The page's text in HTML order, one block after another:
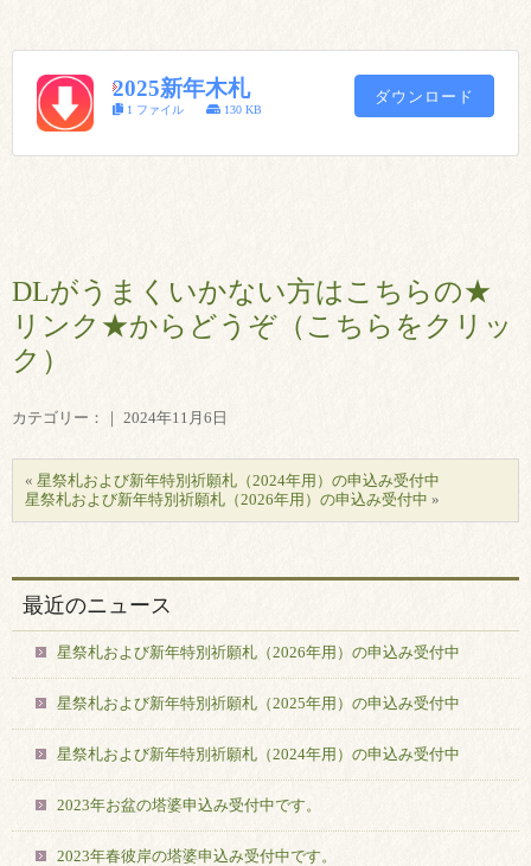
2025新年木札
1 ファイル 130 KB
ダウンロード
DLがうまくいかない方はこちらの★
リンク★からどうぞ（こちらをクリッ
ク）
カテゴリー：｜ 2024年11月6日
« 星祭札および新年特別祈願札（2024年用）の申込み受付中
星祭札および新年特別祈願札（2026年用）の申込み受付中 »
最近のニュース
星祭札および新年特別祈願札（2026年用）の申込み受付中
星祭札および新年特別祈願札（2025年用）の申込み受付中
星祭札および新年特別祈願札（2024年用）の申込み受付中
2023年お盆の塔婆申込み受付中です。
2023年春彼岸の塔婆申込み受付中です。